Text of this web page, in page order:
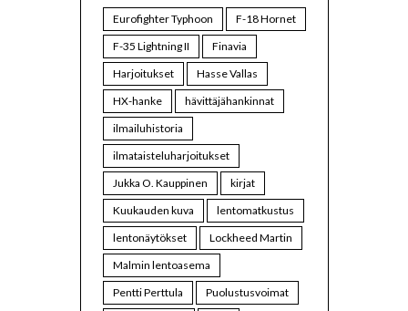
Eurofighter Typhoon
F-18 Hornet
F-35 Lightning II
Finavia
Harjoitukset
Hasse Vallas
HX-hanke
hävittäjähankinnat
ilmailuhistoria
ilmataisteluharjoitukset
Jukka O. Kauppinen
kirjat
Kuukauden kuva
lentomatkustus
lentonäytökset
Lockheed Martin
Malmin lentoasema
Pentti Perttula
Puolustusvoimat